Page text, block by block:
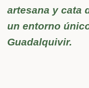
artesana y cata
un entorno
Guadalquivir.